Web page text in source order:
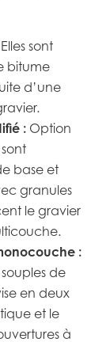
Elles sont
bitume
d’une
: Option
base et
granules
le gravier
:
de
en deux
et le
à